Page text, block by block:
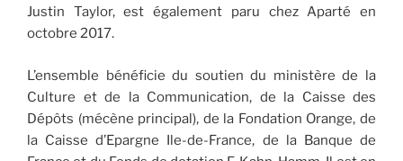
Justin Taylor, est également paru chez Aparté en
octobre 2017.
L’ensemble bénéficie du soutien du ministère de la
Culture et de la Communication, de la Caisse des
Dépôts (mécène principal), de la Fondation Orange, de
la Caisse d’Epargne Ile-de-France, de la Banque de